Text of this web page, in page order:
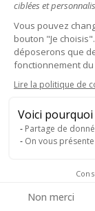
Pour votre
ciblées et
Vous pouvez
bouton "Je
déposerons que
fonctionnement du
Lire la politique de
Voici
Partage de
On vous
Non merci